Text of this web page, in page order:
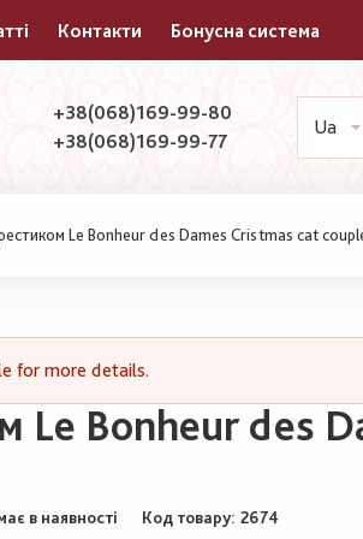
Контакти Бонусна система
+38(068)169-99-80
+38(068)169-99-77
Ua
Le Bonheur des Dames Cristmas cat
for more details.
Le Bonheur des
в наявності Код товару 2674